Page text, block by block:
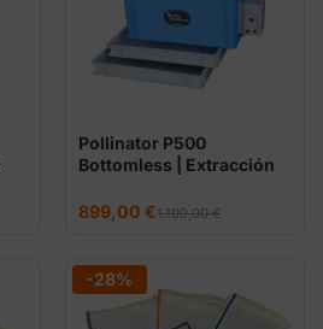
Pollinator P500
Bottomless | Extracción
1.100,00€
El
precio
1.100,00 €.
899,00 €
El
precio
899,00 €.
-28%